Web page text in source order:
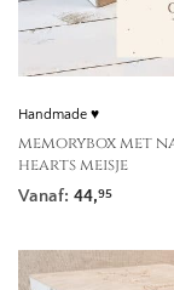
Handmade ♥
memorybox met
hearts meisje
Vanaf: 44,95